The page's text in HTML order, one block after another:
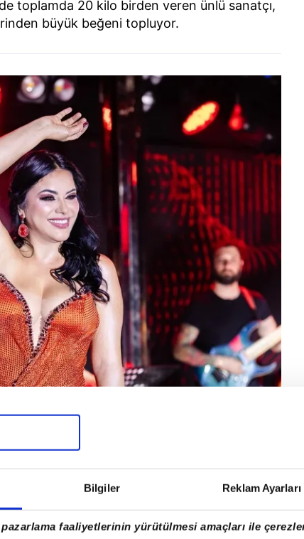
Bilgiler Reklam Ayarları
faaliyetlerinin yürütülmesi amaçları ile
toplamda 20 kilo birden veren ünlü sanatçı,
büyük beğeni topluyor.